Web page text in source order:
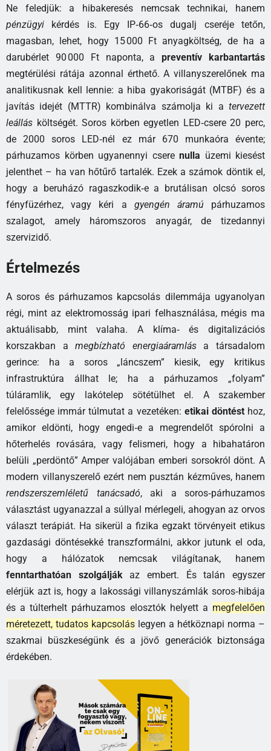
Ne feledjük: a hibakeresés nemcsak technikai, hanem
pénzügyi kérdés is. Egy IP‑66‑os dugalj cseréje tetőn,
magasban, lehet, hogy 15 000 Ft anyagköltség, de ha a
darubérlet 90 000 Ft naponta, apreventív karbantartás
megtérülési rátája azonnal érthető. A villanyszerelőnek ma
analitikusnak kell lennie: a hiba gyakoriságát (MTBF) és a
javítás idejét (MTTR) kombinálva számolja ki a tervezett
leállás költségét. Soros körben egyetlen LED‑csere 20 perc,
de 2000 soros LED‑nél ez már 670 munkaóra évente;
párhuzamos körben ugyanennyi csere nulla üzemi kiesést
jelenthet – ha van hőtűrő tartalék. Ezek a számok döntik el,
hogy a beruházó ragaszkodik‑e a brutálisan olcsó soros
fényfüzérhez, vagy kéri a gyengén áramú párhuzamos
szalagot, amely háromszoros anyagár, de tizedannyi
szervizidő.
Értelmezés
A soros és párhuzamos kapcsolás dilemmája ugyanolyan
régi, mint az elektromosság ipari felhasználása, mégis ma
aktuálisabb, mint valaha. A klíma‑ és digitalizációs
korszakban amegbízható energiaáramlása társadalom
gerince: ha a soros „láncszem” kiesik, egy kritikus
infrastruktúra állhat le; ha a párhuzamos „folyam”
túláramlik, egy lakótelep sötétülhet el. A szakember
felelőssége immár túlmutat a vezetéken: etikai döntésthoz,
amikor eldönti, hogy engedi‑e a megrendelőt spórolni a
hőterhelés rovására, vagy felismeri, hogy a hibahatáron
belüli „perdöntő” Amper valójában emberi sorsokról dönt. A
modern villanyszerelő ezért nem pusztán kézműves, hanem
rendszerszemléletű tanácsadó, aki a soros‑párhuzamos
választást ugyanazzal a súllyal mérlegeli, ahogyan az orvos
választ terápiát. Ha sikerül a fizika egzakt törvényeit etikus
gazdasági döntésekké transzformálni, akkor jutunk el oda,
hogy a hálózatok nemcsak világítanak, hanem
fenntarthatóan szolgáljákaz embert. És talán egyszer
elérjük azt is, hogy a lakossági villanyszámlák soros‑hibája
és a túlterhelt párhuzamos elosztók helyett a megfelelően
méretezett, tudatos kapcsolás legyen a hétköznapi norma –
szakmai büszkeségünk és a jövő generációk biztonsága
érdekében.